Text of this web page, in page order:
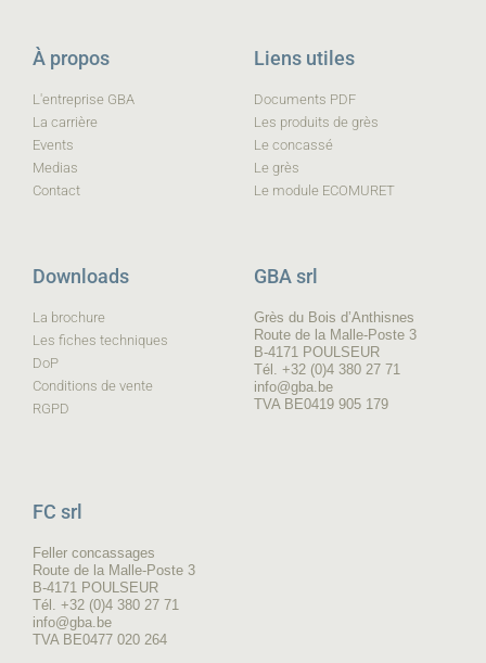
À propos
L'entreprise GBA
La carrière
Events
Medias
Contact
Liens utiles
Documents PDF
Les produits de grès
Le concassé
Le grès
Le module ECOMURET
Downloads
La brochure
Les fiches techniques
DoP
Conditions de vente
RGPD
GBA srl
Grès du Bois d’Anthisnes
Route de la Malle-Poste 3
B-4171 POULSEUR
Tél. +32 (0)4 380 27 71
info@gba.be
TVA BE0419 905 179
FC srl
Feller concassages
Route de la Malle-Poste 3
B-4171 POULSEUR
Tél. +32 (0)4 380 27 71
info@gba.be
TVA BE0477 020 264